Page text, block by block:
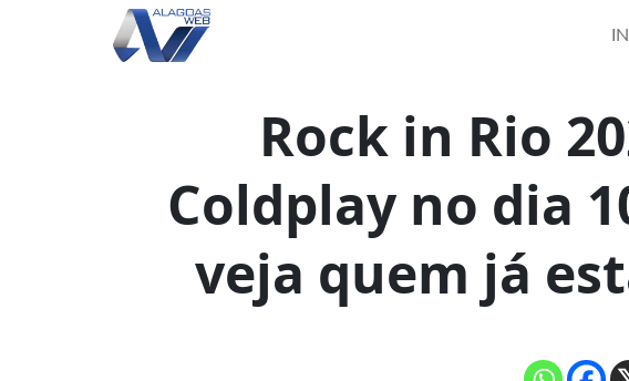
Rock in Rio
Coldplay no dia
veja quem já